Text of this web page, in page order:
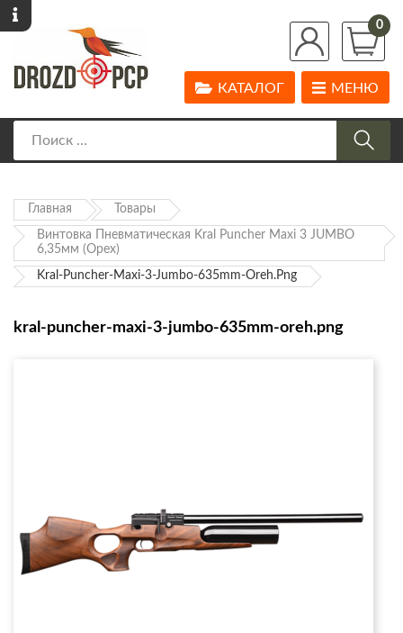
0
МЕНЮ
КАТАЛОГ
Главная Товары
Винтовка Пневматическая Kral Puncher Maxi 3 JUMBO
6,35мм (Орех)
Kral-Puncher-Maxi-3-Jumbo-635mm-Oreh.png
kral-puncher-maxi-3-jumbo-635mm-oreh.png